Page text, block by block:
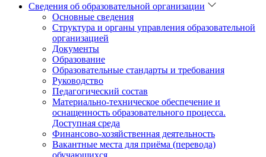
Сведения об образовательной организации
Основные сведения
Структура и органы управления образовательной
организацией
Документы
Образование
Образовательные стандарты и требования
Руководство
Педагогический состав
Материально-техническое обеспечение и
оснащенность образовательного процесса.
Доступная среда
Финансово-хозяйственная деятельность
Вакантные места для приёма (перевода)
обучающихся